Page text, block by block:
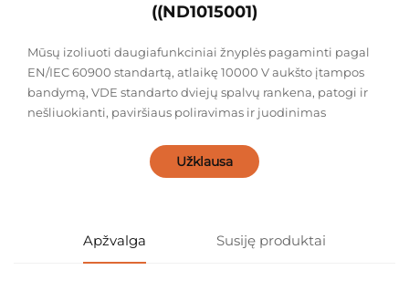
((ND1015001)
Mūsų izoliuoti daugiafunkciniai žnyplės pagaminti pagal
EN/IEC 60900 standartą, atlaikę 10000 V aukšto įtampos
bandymą, VDE standarto dviejų spalvų rankena, patogi ir
nešliuokianti, paviršiaus poliravimas ir juodinimas
Užklausa
Apžvalga Susiję produktai